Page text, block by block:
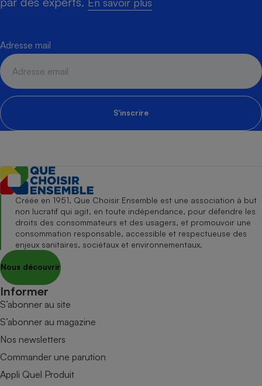
Adresse mail
S'inscrire
Créée en 1951, Que Choisir Ensemble est une association à but
non lucratif qui agit, en toute indépendance, pour défendre les
droits des consommateurs et des usagers, et promouvoir une
consommation responsable, accessible et respectueuse des
enjeux sanitaires, sociétaux et environnementaux.
Nous découvrir
Informer
S’abonner au site
S’abonner au magazine
Nos newsletters
Commander une parution
Appli Quel Produit